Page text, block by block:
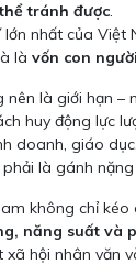
tránh được.
nhất của Việt
là vốn con
nên là giới hạn –
huy động lực
doanh, giáo
là gánh
không chỉ
năng suất và
hội nhân văn